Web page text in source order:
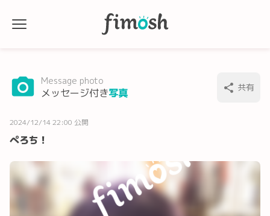
Message photo
メッセージ付き写真 共有
2024/12/14 22:00 公開
ぺろち！